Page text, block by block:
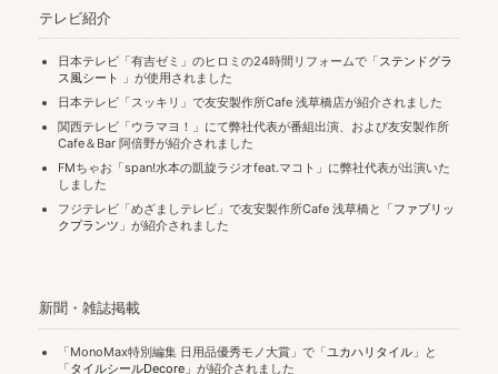
テレビ紹介
日本テレビ「有吉ゼミ」のヒロミの24時間リフォームで「ステンドグラ
ス風シート
」が使用されました
日本テレビ「スッキリ」で友安製作所Cafe 浅草橋店が紹介されました
関西テレビ「ウラマヨ！」にて弊社代表が番組出演、および友安製作所
Cafe＆Bar 阿倍野が紹介されました
FMちゃお「span!水本の凱旋ラジオfeat.マコト」に弊社代表が出演いた
しました
フジテレビ「めざましテレビ」で友安製作所Cafe 浅草橋と「ファブリッ
クプランツ 」が紹介されました
新聞・雑誌掲載
「MonoMax特別編集 日用品優秀モノ大賞」で「 ユカハリタイル」と
「タイルシールDecore」が紹介されました